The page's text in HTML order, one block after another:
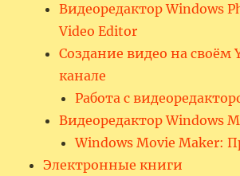
Видеоредактор Windows
Video Editor
Создание видео на своём
канале
Работа с
Видеоредактор Windows
Windows Movie Maker:
Электронные книги